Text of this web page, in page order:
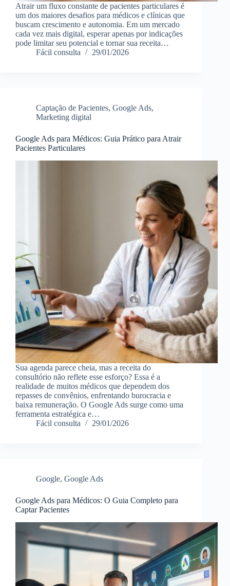
Atrair um fluxo constante de pacientes particulares é
um dos maiores desafios para médicos e clínicas que
buscam crescimento e autonomia. Em um mercado
cada vez mais digital, esperar apenas por indicações
pode limitar seu potencial e tornar sua receita…
Fácil consulta
29/01/2026
Captação de Pacientes, Google Ads,
Marketing digital
Google Ads para Médicos: Guia Prático para Atrair
Pacientes Particulares
Sua agenda parece cheia, mas a receita do
consultório não reflete esse esforço? Essa é a
realidade de muitos médicos que dependem dos
repasses de convênios, enfrentando burocracia e
baixa remuneração. O Google Ads surge como uma
ferramenta estratégica e…
Fácil consulta
29/01/2026
Google, Google Ads
Google Ads para Médicos: O Guia Completo para
Captar Pacientes